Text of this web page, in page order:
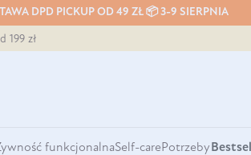
DPD PICKUP OD 49 ZŁ 📦 3-9 SIERPNIA
199 zł
funkcjonalnaSelf-carePotrzeby